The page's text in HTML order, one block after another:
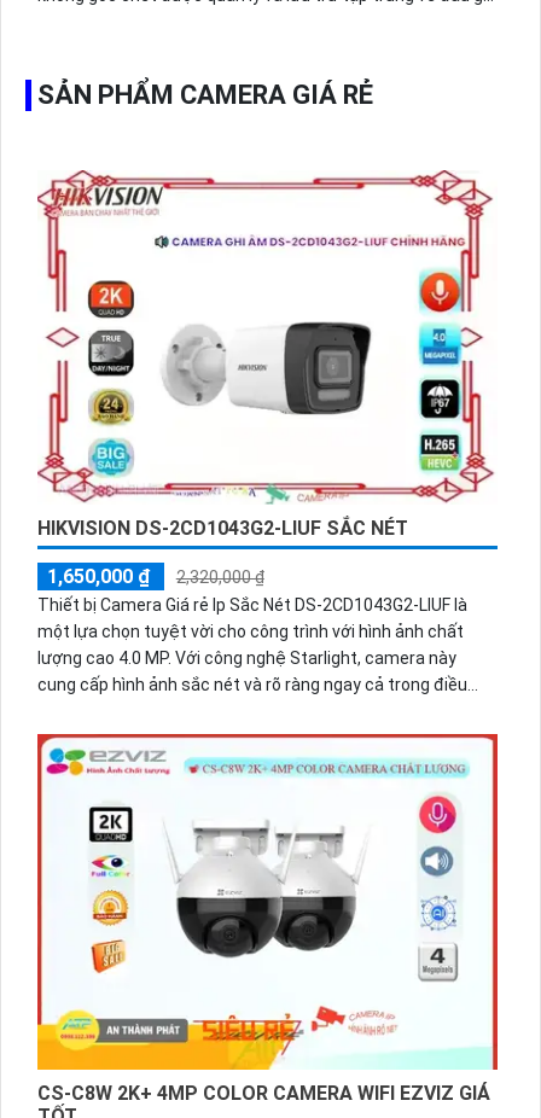
SẢN PHẨM CAMERA GIÁ RẺ
HIKVISION DS-2CD1043G2-LIUF SẮC NÉT
1,650,000 ₫
2,320,000 ₫
Thiết bị Camera Giá rẻ Ip Sắc Nét DS-2CD1043G2-LIUF là
một lựa chọn tuyệt vời cho công trình với hình ảnh chất
lượng cao 4.0 MP. Với công nghệ Starlight, camera này
cung cấp hình ảnh sắc nét và rõ ràng ngay cả trong điều
đẹp với tính năng Hồng Ngoại 30m. Camera này thích hợp
để giám sát cửa hàng, gia đình và căn hộ. Với kiểu dáng
Dome Plastic IP, camera này không chỉ có hình ảnh trung
thực mà còn có thêm chức năng thu âm tiên nghiệm.
CS-C8W 2K+ 4MP COLOR CAMERA WIFI EZVIZ GIÁ